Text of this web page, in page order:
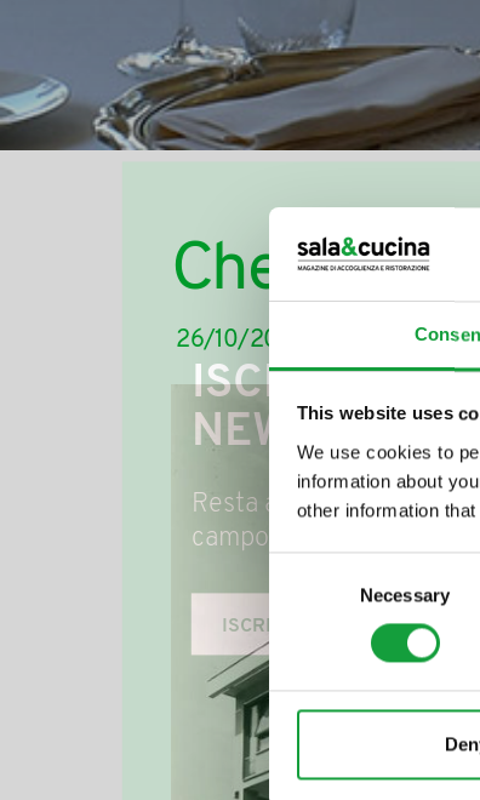
This website uses
We use cookies to
information about
other information
Selection
Necessary
Che
26/10/2018
ISCRIVITI
Resta aggiornato su
campo della ristorazione
ISCRIVITI